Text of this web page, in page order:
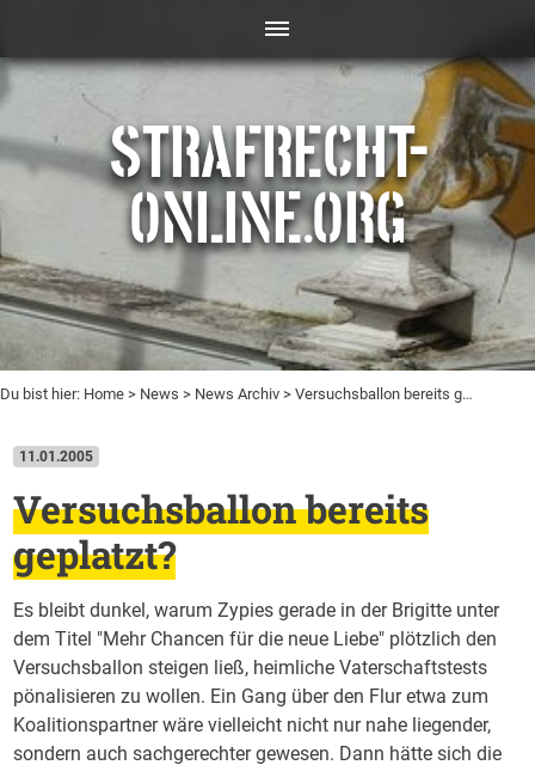
STRAFRECHT-
ONLINE.ORG
Du bist hier: Home > News > News Archiv > Versuchsballon bereits g…
11.01.2005
Versuchsballon bereits
geplatzt?
Es bleibt dunkel, warum Zypies gerade in der Brigitte unter
dem Titel "Mehr Chancen für die neue Liebe" plötzlich den
Versuchsballon steigen ließ, heimliche Vaterschaftstests
pönalisieren zu wollen. Ein Gang über den Flur etwa zum
Koalitionspartner wäre vielleicht nicht nur nahe liegender,
sondern auch sachgerechter gewesen. Dann hätte sich die